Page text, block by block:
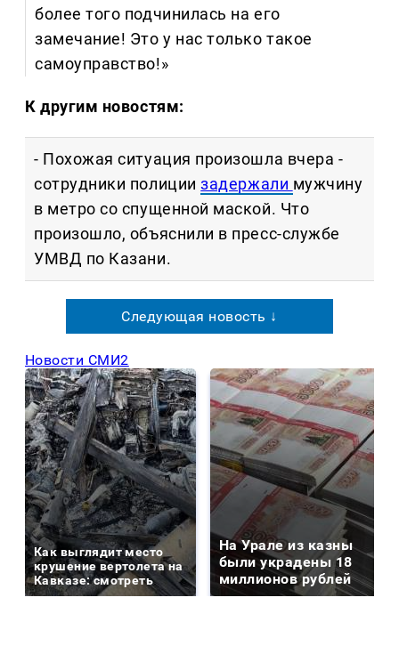
более того подчинилась на его
замечание! Это у нас только такое
самоуправство!»
К другим новостям:
- Похожая ситуация произошла вчера -
сотрудники полициизадержали мужчину
в метро со спущенной маской. Что
произошло, объяснили в пресс-службе
УМВД по Казани.
Следующая новость ↓
Новости СМИ2
Как выглядит место
крушение вертолета на
Кавказе: смотреть
На Урале из казны
были украдены 18
миллионов рублей